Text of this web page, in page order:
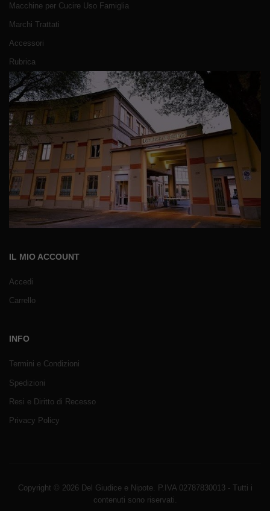
Macchine per Cucire Uso Famiglia
Marchi Trattati
Accessori
Rubrica
IL MIO ACCOUNT
Accedi
Carrello
INFO
Termini e Condizioni
Spedizioni
Resi e Diritto di Recesso
Privacy Policy
Copyright © 2026 Del Giudice e Nipote. P.IVA 02787830013 - Tutti i
contenuti sono riservati.